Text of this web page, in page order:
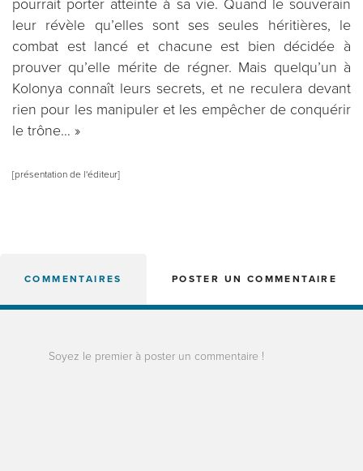
pourrait porter atteinte à sa vie. Quand le souverain
leur révèle qu’elles sont ses seules héritières, le
combat est lancé et chacune est bien décidée à
prouver qu’elle mérite de régner. Mais quelqu’un à
Kolonya connaît leurs secrets, et ne reculera devant
rien pour les manipuler et les empêcher de conquérir
le trône… »
[présentation de l'éditeur]
COMMENTAIRES POSTER UN COMMENTAIRE
Soyez le premier à poster un commentaire !